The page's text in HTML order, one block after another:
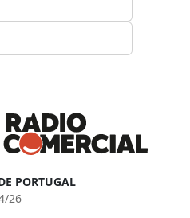
PORTUGAL
26